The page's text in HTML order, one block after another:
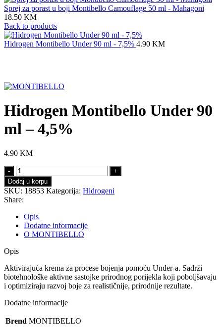
Sprej za porast u boji Montibello Camouflage 50 ml - Mahagoni
18.50 KM
Back to products
Hidrogen Montibello Under 90 ml - 7,5% 4.90 KM
Hidrogen Montibello Under 90
ml – 4,5%
4.90 KM
Hidrogen
Montibello
Under
90
ml
-
4,5%
količina
Dodaj u korpu
SKU: 18853 Kategorija: Hidrogeni
Share:
Opis
Dodatne informacije
O MONTIBELLO
Opis
Aktivirajuća krema za procese bojenja pomoću Under-a. Sadrži
biotehnološke aktivne sastojke prirodnog porijekla koji poboljšavaju
i optimiziraju razvoj boje za realističnije, prirodnije rezultate.
Dodatne informacije
Brend MONTIBELLO